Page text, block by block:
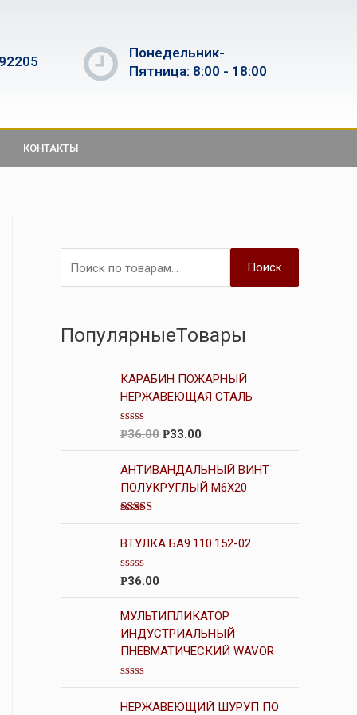
Понедельник-
Пятница: 8:00 - 18:00
КОНТАКТЫ
Поиск
ПопулярныеТовары
КАРАБИН ПОЖАРНЫЙ
НЕРЖАВЕЮЩАЯ СТАЛЬ
О
н
к
а
0
з
5
Р36.00 Р33.00
АНТИВАНДАЛЬНЫЙ ВИНТ
ПОЛУКРУГЛЫЙ М6Х20
Оценка
4.00из 5
ВТУЛКА БА9.110.152-02
О
н
к
а
0
з
5
Р36.00
МУЛЬТИПЛИКАТОР
ИНДУСТРИАЛЬНЫЙ
ПНЕВМАТИЧЕСКИЙ WAVOR
О
ц
е
НЕРЖАВЕЮЩИЙ ШУРУП ПО